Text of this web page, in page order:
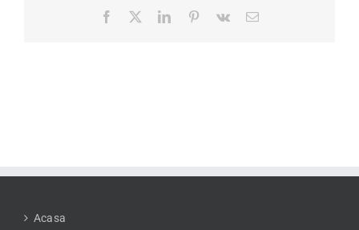
Facebook LinkedInPinterest
Vk
E-
Acasa